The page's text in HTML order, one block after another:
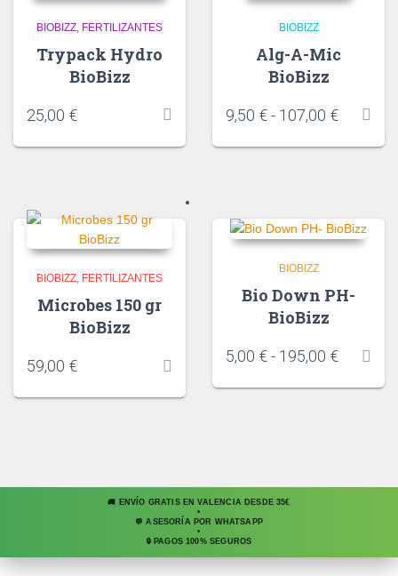
BIOBIZZ FERTILIZANTES
Trypack Hydro
BioBizz
25,00 €
BIOBIZZ
Alg-A-Mic
BioBizz
9,50 €- 107,00 €
BIOBIZZ FERTILIZANTES
Microbes 150 gr
BioBizz
59,00 €
BIOBIZZ
Bio Down PH-
BioBizz
5,00 €- 195,00 €
🚚 ENVÍO GRATIS EN VALENCIA DESDE 35€
•
💬 ASESORÍA POR WHATSAPP
•
🔒 PAGOS 100% SEGUROS